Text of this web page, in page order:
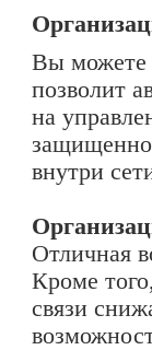
Вы можете
позволит
на
внутри
Отличная
Кроме
связи